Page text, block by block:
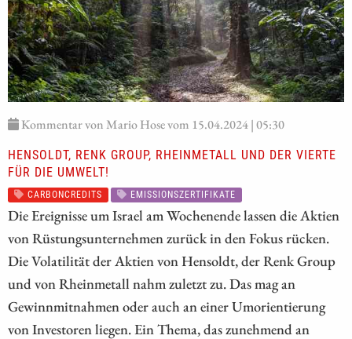
Kommentar von Mario Hose vom 15.04.2024 | 05:30
HENSOLDT, RENK GROUP, RHEINMETALL UND DER VIERTE
FÜR DIE UMWELT!
CARBONCREDITS EMISSIONSZERTIFIKATE
Die Ereignisse um Israel am Wochenende lassen die Aktien
von Rüstungsunternehmen zurück in den Fokus rücken.
Die Volatilität der Aktien von Hensoldt, der Renk Group
und von Rheinmetall nahm zuletzt zu. Das mag an
Gewinnmitnahmen oder auch an einer Umorientierung
von Investoren liegen. Ein Thema, das zunehmend an